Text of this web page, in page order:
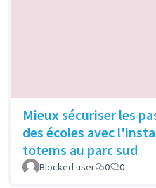
Mieux sécuriser les
des écoles avec
totems au parc sud
Blocked user 0 0